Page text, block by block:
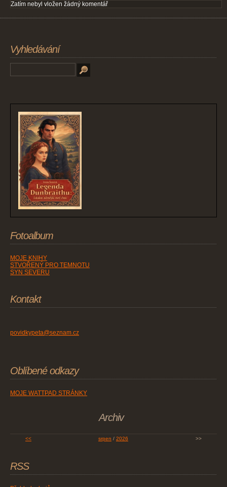
Zatím nebyl vložen žádný komentář
Vyhledávání
Fotoalbum
MOJE KNIHY
STVOŘENÝ PRO TEMNOTU
SYN SEVERU
Kontakt
povidkypeta@seznam.cz
Oblíbené odkazy
MOJE WATTPAD STRÁNKY
Archiv
<< srpen / 2026 >>
RSS